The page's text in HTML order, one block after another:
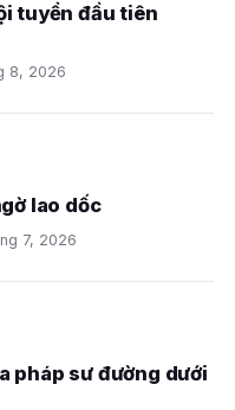
tuyển đầu tiên
8, 2026
lao dốc
7, 2026
pháp sư đường dưới